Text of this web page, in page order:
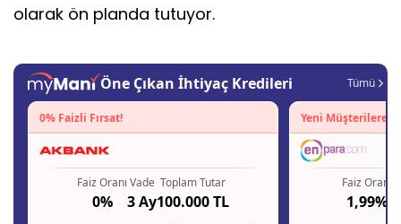
olarak ön planda tutuyor.